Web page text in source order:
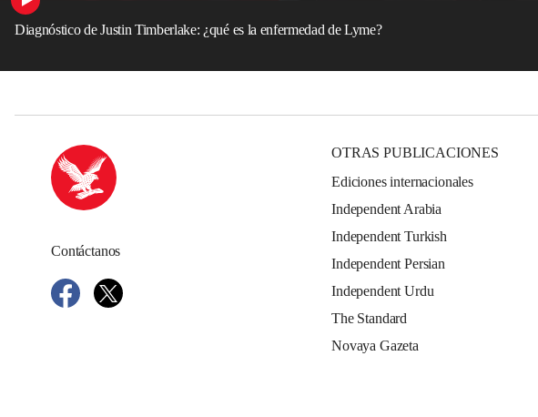
Diagnóstico de Justin Timberlake: ¿qué es la enfermedad de Lyme?
Contáctanos
OTRAS PUBLICACIONES
Ediciones internacionales
Independent Arabia
Independent Turkish
Independent Persian
Independent Urdu
The Standard
Novaya Gazeta